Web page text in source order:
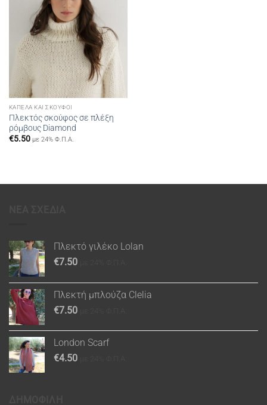
ΚΑΠΈΛΑ ΚΑΙ ΣΚΟΎΦΟΙ
Πλεκτός σκούφος σε πλέξη
ρόμβους Diamond
€5.50 με 24% Φ.Π.Α.
Πλεκτό γιλέκο Lolan
€7.50
Πλεκτή μπλούζα Clelia
€7.50
London Scarf
€4.50